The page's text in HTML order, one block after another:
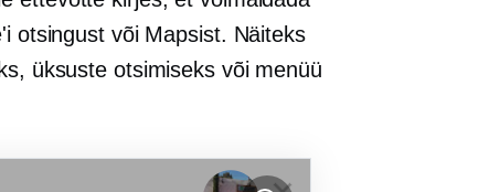
otsingust või Mapsist. Näiteks
üksuste otsimiseks või menüü